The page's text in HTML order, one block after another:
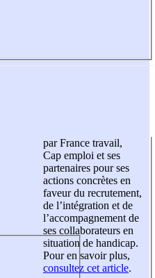
par France travail,
Cap emploi et ses
partenaires pour ses
actions concrètes en
faveur du recrutement,
de l’intégration et de
l’accompagnement de
ses collaborateurs en
situation de handicap.
Pour en savoir plus,
consultez cet article.